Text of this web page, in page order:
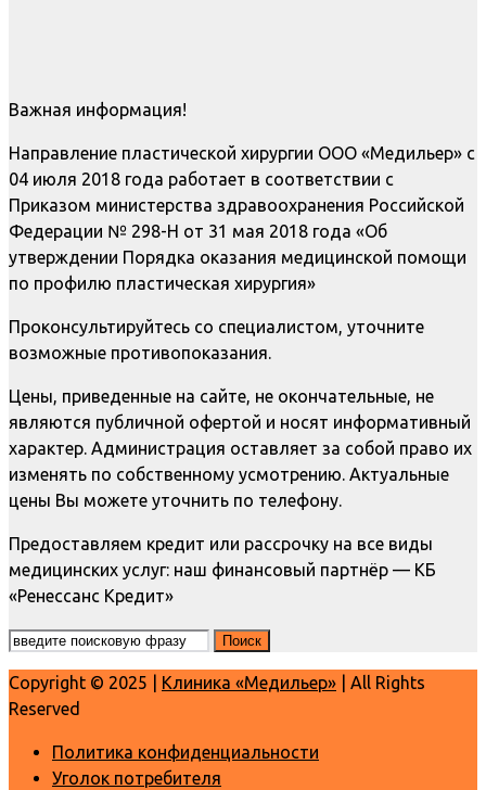
Важная информация!
Направление пластической хирургии ООО «Медильер» с
04 июля 2018 года работает в соответствии с
Приказом министерства здравоохранения Российской
Федерации № 298-Н от 31 мая 2018 года «Об
утверждении Порядка оказания медицинской помощи
по профилю пластическая хирургия»
Проконсультируйтесь со специалистом, уточните
возможные противопоказания.
Цены, приведенные на сайте, не окончательные, не
являются публичной офертой и носят информативный
характер. Администрация оставляет за собой право их
изменять по собственному усмотрению. Актуальные
цены Вы можете уточнить по телефону.
Предоставляем кредит или рассрочку на все виды
медицинских услуг: наш финансовый партнёр — КБ
«Ренессанс Кредит»
Copyright © 2025 | Клиника «Медильер» | All Rights
Reserved
Политика конфиденциальности
Уголок потребителя